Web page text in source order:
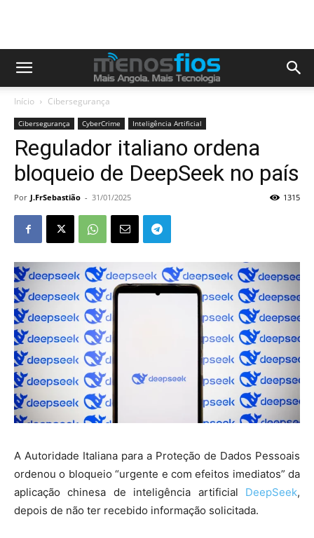
Início Cibersegurança
Cibersegurança CyberCrime Inteligência Artificial
Regulador italiano ordena
bloqueio de DeepSeek no país
Por J.FrSebastião - 31/01/2025 1315
A Autoridade Italiana para a Proteção de Dados Pessoais
ordenou o bloqueio “urgente e com efeitos imediatos” da
aplicação chinesa de inteligência artificial DeepSeek,
depois de não ter recebido informação solicitada.